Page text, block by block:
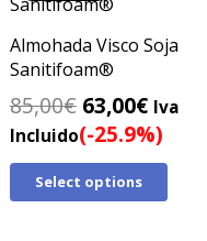
Almohada Visco Soja
Sanitifoam®
85,00€ El
precio
original
era:
63,00€El
precio
actual
Iva
Incluido(-25.9%)
Select options